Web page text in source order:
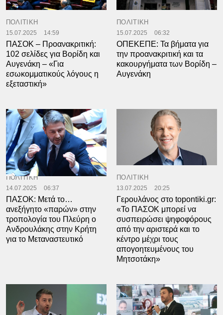
ΠΟΛΙΤΙΚΗ
15.07.2025 14:59
ΠΑΣΟΚ – Προανακριτική:
102 σελίδες για Βορίδη και
Αυγενάκη – «Για
εσωκομματικούς λόγους η
εξεταστική»
ΠΟΛΙΤΙΚΗ
15.07.2025 06:32
ΟΠΕΚΕΠΕ: Τα βήματα για
την προανακριτική και τα
κακουργήματα των Βορίδη –
Αυγενάκη
ΠΟΛΙΤΙΚΗ
14.07.2025 06:37
ΠΑΣΟΚ: Μετά το…
ανεξήγητο «παρών» στην
τροπολογία του Πλεύρη ο
Ανδρουλάκης στην Κρήτη
για το Μεταναστευτικό
ΠΟΛΙΤΙΚΗ
13.07.2025 20:25
Γερουλάνος στο topontiki.gr:
«Το ΠΑΣΟΚ μπορεί να
συσπειρώσει ψηφοφόρους
από την αριστερά και το
κέντρο μέχρι τους
απογοητευμένους του
Μητσοτάκη»